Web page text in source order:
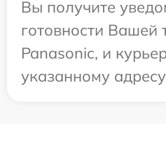
Вы получите
готовности Вашей
Panasonic, и
указанному